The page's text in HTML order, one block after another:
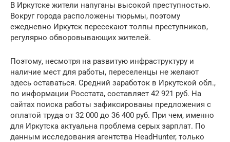
В Иркутске жители напуганы высокой преступностью.
Вокруг города расположены тюрьмы, поэтому
ежедневно Иркутск пересекают толпы преступников,
регулярно обворовывающих жителей.
Поэтому, несмотря на развитую инфраструктуру и
наличие мест для работы, переселенцы не желают
здесь оставаться. Средний заработок в Иркутской обл.,
по информации Росстата, составляет 42 921 руб. На
сайтах поиска работы зафиксированы предложения с
оплатой труда от 32 000 до 36 400 руб. При чем, именно
для Иркутска актуальна проблема серых зарплат. По
данным исследования агентства HeadHunter, только